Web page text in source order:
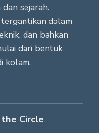
sejarah.
dalam
dan bahkan
dari bentuk
kolam.
Circle